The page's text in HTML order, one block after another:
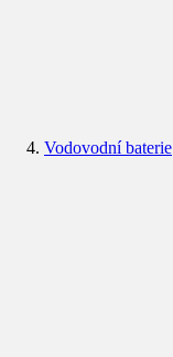
Vodovodní baterie